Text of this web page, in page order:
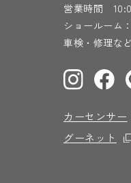
営業時間
ショールーム：
車検・修理な
カーセンサー
グーネット